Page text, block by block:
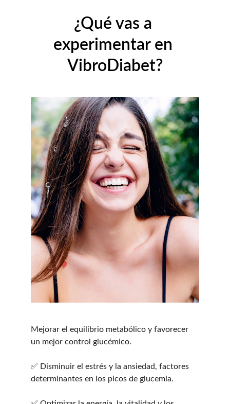
¿Qué vas a
experimentar en
VibroDiabet?
Mejorar el equilibrio metabólico y favorecer
un mejor control glucémico.
✅ Disminuir el estrés y la ansiedad, factores
determinantes en los picos de glucemia.